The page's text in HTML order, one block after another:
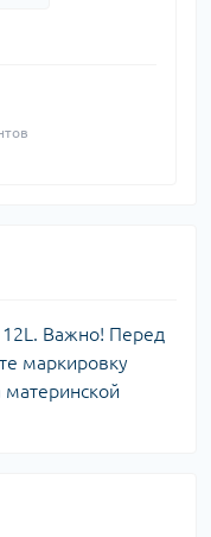
Важно! Перед
маркировку